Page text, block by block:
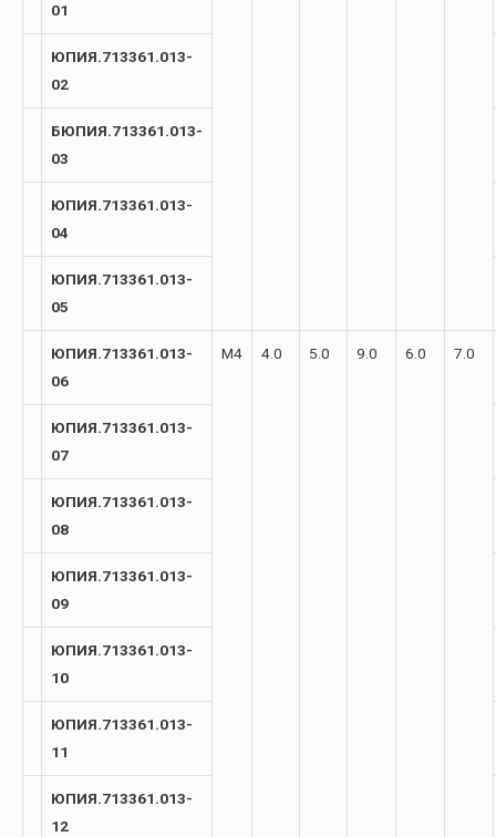
01
ЮПИЯ.713361.013-
02
БЮПИЯ.713361.013-
03
ЮПИЯ.713361.013-
04
ЮПИЯ.713361.013-
05
ЮПИЯ.713361.013-
06
М4 4.0 5.0 9.0 6.0 7.0
ЮПИЯ.713361.013-
07
ЮПИЯ.713361.013-
08
ЮПИЯ.713361.013-
09
ЮПИЯ.713361.013-
10
ЮПИЯ.713361.013-
11
ЮПИЯ.713361.013-
12